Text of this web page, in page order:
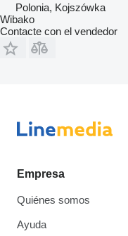
Polonia, Kojszówka
Wibako
Contacte con el vendedor
Empresa
Quiénes somos
Ayuda